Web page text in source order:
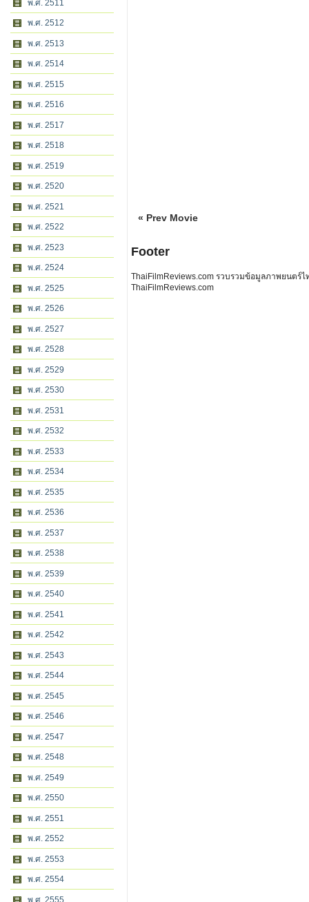
พ.ศ. 2511
พ.ศ. 2512
พ.ศ. 2513
พ.ศ. 2514
พ.ศ. 2515
พ.ศ. 2516
พ.ศ. 2517
พ.ศ. 2518
พ.ศ. 2519
พ.ศ. 2520
พ.ศ. 2521
พ.ศ. 2522
พ.ศ. 2523
พ.ศ. 2524
พ.ศ. 2525
พ.ศ. 2526
พ.ศ. 2527
พ.ศ. 2528
พ.ศ. 2529
พ.ศ. 2530
พ.ศ. 2531
พ.ศ. 2532
พ.ศ. 2533
พ.ศ. 2534
พ.ศ. 2535
พ.ศ. 2536
พ.ศ. 2537
พ.ศ. 2538
พ.ศ. 2539
พ.ศ. 2540
พ.ศ. 2541
พ.ศ. 2542
พ.ศ. 2543
พ.ศ. 2544
พ.ศ. 2545
พ.ศ. 2546
พ.ศ. 2547
พ.ศ. 2548
พ.ศ. 2549
พ.ศ. 2550
พ.ศ. 2551
พ.ศ. 2552
พ.ศ. 2553
พ.ศ. 2554
พ.ศ. 2555
« Prev Movie
Footer
ThaiFilmReviews.com รวบรวมข้อมูลภาพยนตร์
ThaiFilmReviews.com